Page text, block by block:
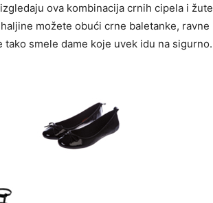
ova kombinacija crnih cipela i žute
možete obući crne baletanke, ravne
smele dame koje uvek idu na sigurno.